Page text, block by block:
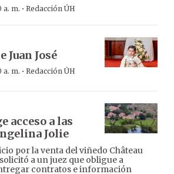
a. m. · Redacción ÚH
Juan José
a. m. · Redacción ÚH
acceso a las
Jolie
por la venta del viñedo Château
a un juez que obligue a
contratos e información